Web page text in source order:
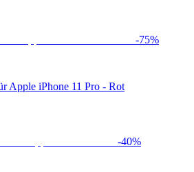
-75%
Apple iPhone 11 Pro - Rot
-40%